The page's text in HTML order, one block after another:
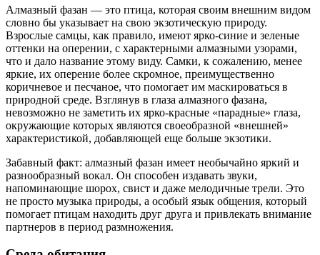
Алмазный фазан — это птица, которая своим внешним видом
словно бы указывает на свою экзотическую природу.
Взрослые самцы, как правило, имеют ярко-синие и зеленые
оттенки на оперении, с характерными алмазными узорами,
что и дало название этому виду. Самки, к сожалению, менее
яркие, их оперение более скромное, преимущественно
коричневое и песчаное, что помогает им маскироваться в
природной среде. Взглянув в глаза алмазного фазана,
невозможно не заметить их ярко-красные «парадные» глаза,
окружающие которых являются своеобразной «внешней»
характеристикой, добавляющей еще больше экзотики.
Забавный факт: алмазный фазан имеет необычайно яркий и
разнообразный вокал. Он способен издавать звуки,
напоминающие шорох, свист и даже мелодичные трели. Это
не просто музыка природы, а особый язык общения, который
помогает птицам находить друг друга и привлекать внимание
партнеров в период размножения.